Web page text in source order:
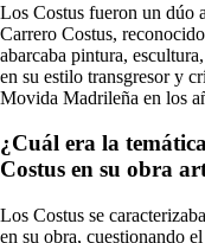
Los Costus fueron un dúo
Carrero Costus,
abarcaba pintura,
en su estilo transgresor y
Movida Madrileña en los
¿Cuál era la
Costus en su obra
Los Costus se
en su obra, cuestionando